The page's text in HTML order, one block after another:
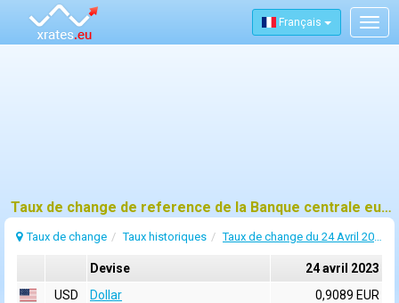
Français
Taux de change de reference de la Banque centrale europeenne (BCE) pour 24 avril 2023
Taux de change Taux historiques Taux de change du 24 Avril 2023
Devise
24 avril 2023
USD
Dollar
0,9089 EUR